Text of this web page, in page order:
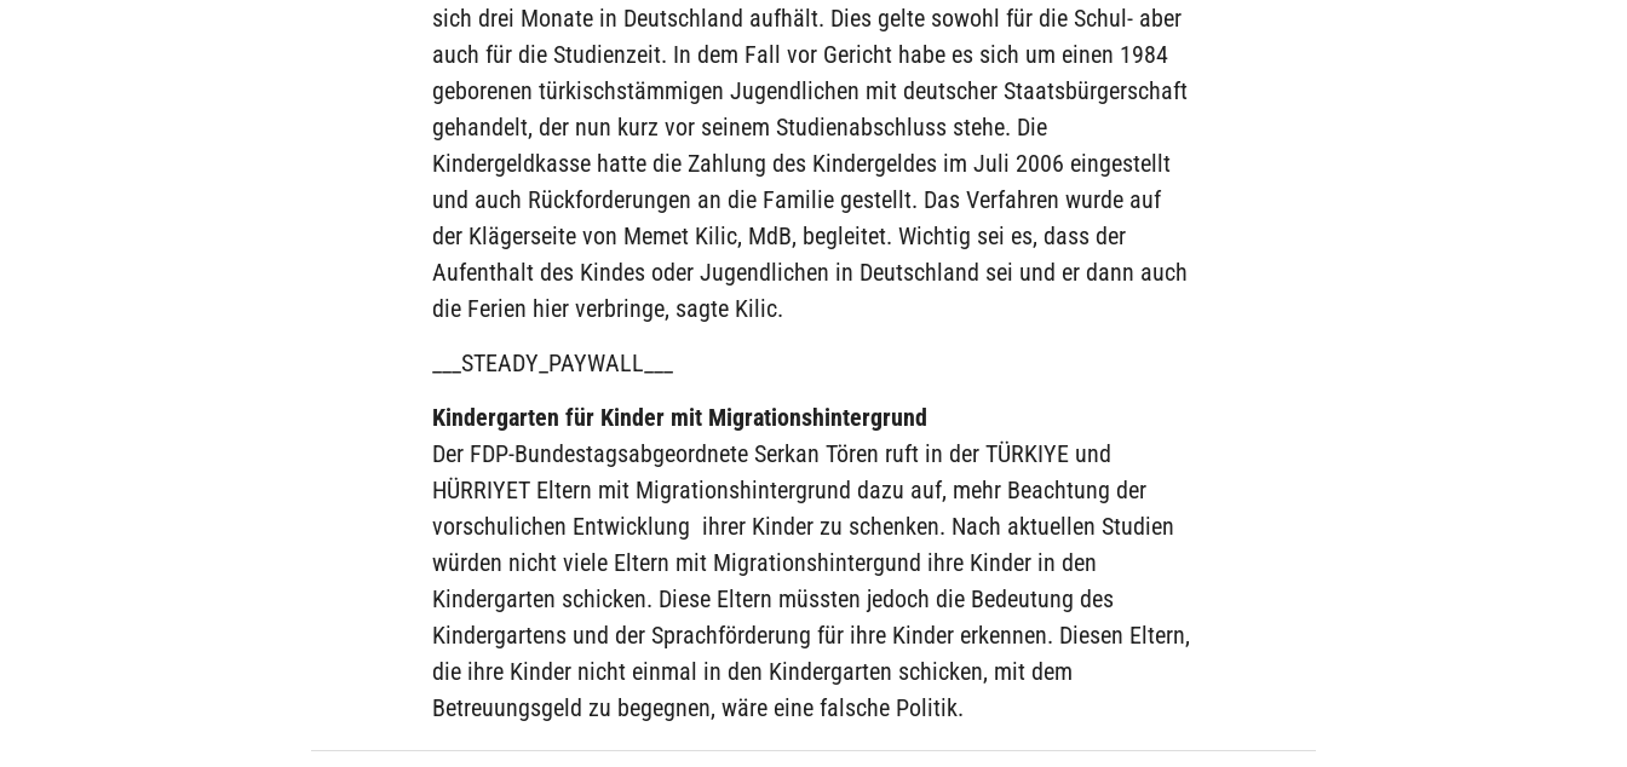
sich drei Monate in Deutschland aufhält. Dies gelte sowohl für die Schul- aber
auch für die Studienzeit. In dem Fall vor Gericht habe es sich um einen 1984
geborenen türkischstämmigen Jugendlichen mit deutscher Staatsbürgerschaft
gehandelt, der nun kurz vor seinem Studienabschluss stehe. Die
Kindergeldkasse hatte die Zahlung des Kindergeldes im Juli 2006 eingestellt
und auch Rückforderungen an die Familie gestellt. Das Verfahren wurde auf
der Klägerseite von Memet Kilic, MdB, begleitet. Wichtig sei es, dass der
Aufenthalt des Kindes oder Jugendlichen in Deutschland sei und er dann auch
die Ferien hier verbringe, sagte Kilic.
___STEADY_PAYWALL___
Kindergarten für Kinder mit Migrationshintergrund
Der FDP-Bundestagsabgeordnete Serkan Tören ruft in der TÜRKIYE und
HÜRRIYET Eltern mit Migrationshintergrund dazu auf, mehr Beachtung der
vorschulichen Entwicklung ihrer Kinder zu schenken. Nach aktuellen Studien
würden nicht viele Eltern mit Migrationshintergund ihre Kinder in den
Kindergarten schicken. Diese Eltern müssten jedoch die Bedeutung des
Kindergartens und der Sprachförderung für ihre Kinder erkennen. Diesen Eltern,
die ihre Kinder nicht einmal in den Kindergarten schicken, mit dem
Betreuungsgeld zu begegnen, wäre eine falsche Politik.